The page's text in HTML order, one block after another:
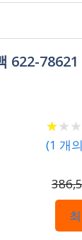
622-78621
★★ ★
★★ ★
(1 개